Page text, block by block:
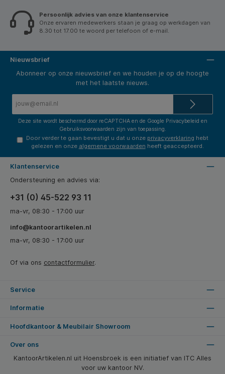
Persoonlijk advies van onze klantenservice
Onze ervaren medewerkers staan je graag op werkdagen van
8.30 tot 17.00 te woord per telefoon of e-mail.
Nieuwsbrief
Abonneer op onze nieuwsbrief en we houden je op de hoogte
met het laatste nieuws.
Deze site wordt beschermd door reCAPTCHA en de Google Privacybeleid en
Gebruiksvoorwaarden zijn van toepassing.
Door verder te gaan bevestigt u dat u onze privacyverklaring hebt
gelezen en onze algemene voorwaarden heeft geaccepteerd.
Klantenservice
Ondersteuning en advies via:
+31 (0) 45-522 93 11
ma-vr, 08:30 - 17:00 uur
info@kantoorartikelen.nl
ma-vr, 08:30 - 17:00 uur
Of via ons contactformulier.
Service
Informatie
Hoofdkantoor & Meubilair Showroom
Over ons
KantoorArtikelen.nl uit Hoensbroek is een initiatief van ITC Alles
voor uw kantoor NV.